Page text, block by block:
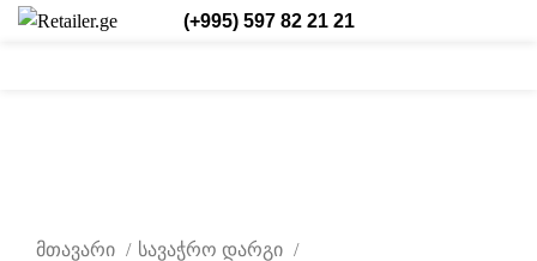
(+995) 597 82 21 21
მთავარი
სავაჭრო დარგი